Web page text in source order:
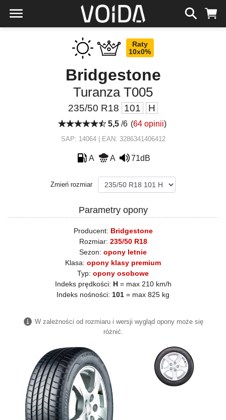
Raty
10x0%
Bridgestone
Turanza T005
235/50 R18 101 H
5,5/6 (64 opinii)
SAP: 14064 | EAN: 3286341406412
A A 71dB
Zmień rozmiar
Parametry opony
Producent: Bridgestone
Rozmiar: 235/50 R18
Sezon: opony letnie
Klasa: opony klasy premium
Typ: opony osobowe
Indeks prędkości: H= max 210 km/h
Indeks nośności: 101 = max 825 kg
W zależności od rozmiaru i wersji wygląd opony może się
różnić.